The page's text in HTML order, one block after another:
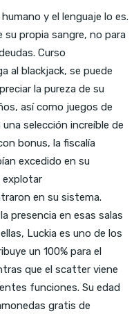
y el lenguaje lo es.
propia sangre, no para
Curso
al blackjack, se puede
la pureza de su
así como juegos de
selección increíble de
bonus, la fiscalía
excedido en su
explotar
en su sistema.
presencia en esas salas
Luckia es uno de los
un 100% para el
que el scatter viene
funciones. Su edad
gratis de